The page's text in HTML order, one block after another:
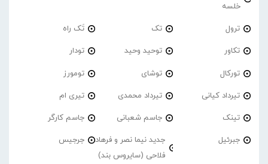
خلسه
ترول تک تَک راه
تکاور توحید وحید تودار
تورکال توشای تومورز
تیرداد کیانی تیرداد محمدی تیری ام
تینک جاسم شعبانی جاسم کارگر
جبرئیل
جدید نیما نصر و فرهاد
فلاحی (سایروس بند)
جرجیس